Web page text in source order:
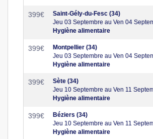
399€
Saint-Gély-du-Fesc (34)
Jeu 03 Septembre au Ven 04
Hygiène alimentaire
399€
Montpellier (34)
Jeu 03 Septembre au Ven 04
Hygiène alimentaire
399€
Sète (34)
Jeu 10 Septembre au Ven 11
Hygiène alimentaire
399€
Béziers (34)
Jeu 10 Septembre au Ven 11
Hygiène alimentaire